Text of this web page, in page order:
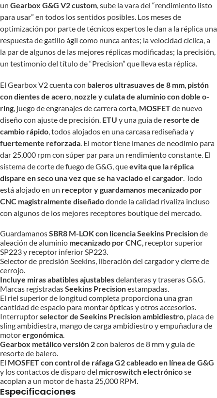
un Gearbox G&G V2 custom, sube la vara del “rendimiento listo
para usar” en todos los sentidos posibles. Los meses de
optimización por parte de técnicos expertos le dan a la réplica una
respuesta de gatillo ágil como nunca antes; la velocidad cíclica, a
la par de algunos de las mejores réplicas modificadas; la precisión,
un testimonio del título de “Precision” que lleva esta réplica.
El Gearbox V2 cuenta con baleros ultrasuaves de 8 mm, pistón
con dientes de acero, nozzle y culata de aluminio con doble o-
ring, juego de engranajes de carrera corta, MOSFETde nuevo
diseño con ajuste de precisión. ETU y una guía de resorte de
cambio rápido, todos alojados en una carcasa rediseñada y
fuertemente reforzada. El motor tiene imanes de neodimio para
dar 25,000 rpm con súper par para un rendimiento constante. El
sistema de corte de fuego de G&G, queevita que la réplica
dispare en seco una vez que se ha vaciado el cargador. Todo
está alojado en un receptor y guardamanos mecanizado por
CNC magistralmente diseñadodonde la calidad rivaliza incluso
con algunos de los mejores receptores boutique del mercado.
GuardamanosSBR8 M-LOK con licencia Seekins Precisionde
aleación de aluminio mecanizado por CNC, receptor superior
SP223 y receptor inferior SP223.
Selector de precisión Seekins, liberación del cargador y cierre de
cerrojo.
Incluye miras abatibles ajustablesdelanteras y traseras G&G.
Marcas registradasSeekins Precisionestampadas.
El riel superior de longitud completa proporciona una gran
cantidad de espacio para montar ópticas y otros accesorios.
Interruptorselector de Seekins Precision ambidiestro, placa de
sling ambidiestra, mango de carga ambidiestro y empuñadura de
motorergonómica.
Gearbox metálico versión 2con baleros de 8 mm y guía de
resorte de balero.
El MOSFET con control de ráfaga G2 cableado en línea de G&G
y los contactos de disparo del microswitch electrónicose
acoplan a un motor de hasta 25,000 RPM.
Especificaciones